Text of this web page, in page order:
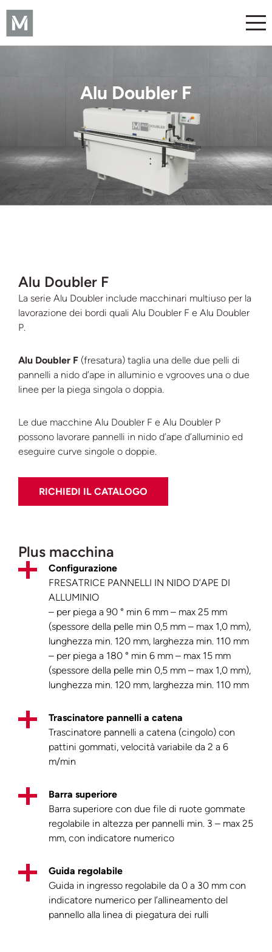
Alu Doubler F
Alu Doubler F
La serie Alu Doubler include macchinari multiuso per la
lavorazione dei bordi quali Alu Doubler F e Alu Doubler
P.
Alu Doubler F (fresatura) taglia una delle due pelli di
pannelli a nido d’ape in alluminio e vgrooves una o due
linee per la piega singola o doppia.
Le due macchine Alu Doubler F e Alu Doubler P
possono lavorare pannelli in nido d’ape d’alluminio ed
eseguire curve singole o doppie.
RICHIEDI IL CATALOGO
Plus macchina
Configurazione
FRESATRICE PANNELLI IN NIDO D’APE DI
ALLUMINIO
– per piega a 90 ° min 6 mm – max 25 mm
(spessore della pelle min 0,5 mm – max 1,0 mm),
lunghezza min. 120 mm, larghezza min. 110 mm
– per piega a 180 ° min 6 mm – max 15 mm
(spessore della pelle min 0,5 mm – max 1,0 mm),
lunghezza min. 120 mm, larghezza min. 110 mm
Trascinatore pannelli a catena
Trascinatore pannelli a catena (cingolo) con
pattini gommati, velocità variabile da 2 a 6
m/min
Barra superiore
Barra superiore con due file di ruote gommate
regolabile in altezza per pannelli min. 3 – max 25
mm, con indicatore numerico
Guida regolabile
Guida in ingresso regolabile da 0 a 30 mm con
indicatore numerico per l’allineamento del
pannello alla linea di piegatura dei rulli